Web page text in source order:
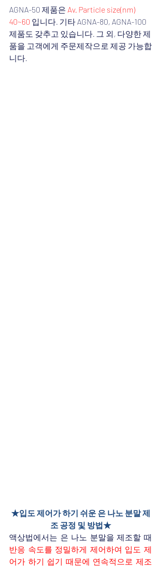
AGNA-50 제품은 Av. Particle size(nm)
40~60 입니다. 기타 AGNA-80, AGNA-100
제품도 갖추고 있습니다. 그 외, 다양한 제
품을 고객에게 주문제작으로 제공 가능합
니다.
★입도 제어가 하기 쉬운 은 나노 분말 제
조 공정 및 방법★
액상법에서는 은 나노 분말을 제조할 때
반응 속도를 정밀하게 제어하여 입도 제
어가 하기 쉽기 때문에 연속적으로 제조